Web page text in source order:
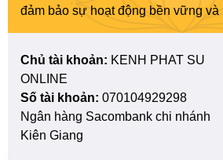
đảm bảo sự hoạt động bền vững và
Chủ tài khoản: KENH PHAT SU
ONLINE
Số tài khoản: 070104929298
Ngân hàng Sacombank chi nhánh
Kiên Giang